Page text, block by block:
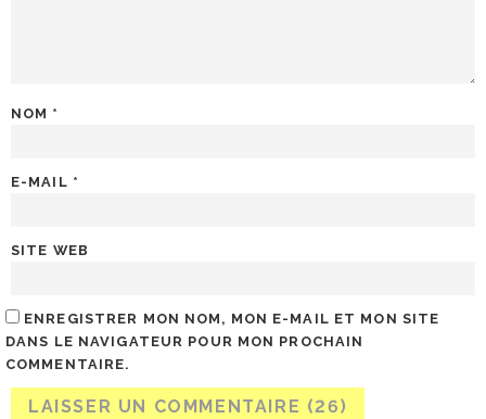
NOM *
E-MAIL *
SITE WEB
ENREGISTRER MON NOM, MON E-MAIL ET MON SITE
DANS LE NAVIGATEUR POUR MON PROCHAIN
COMMENTAIRE.